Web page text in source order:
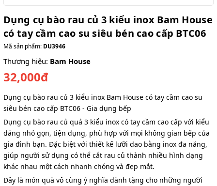
Dụng cụ bào rau củ 3 kiểu inox Bam House
có tay cầm cao su siêu bén cao cấp BTC06
Mã sản phẩm: DU3946
Thương hiệu: Bam House
32,000đ
Dụng cụ bào rau củ 3 kiểu inox Bam House có tay cầm cao su
siêu bén cao cấp BTC06 - Gia dụng bếp
Dụng cụ bào rau củ quả 3 kiểu inox có tay cầm cao cấp với kiểu
dáng nhỏ gọn, tiện dụng, phù hợp với mọi không gian bếp của
gia đình bạn. Đặc biệt với thiết kế lưỡi dao bằng inox đa năng,
giúp người sử dụng có thể cắt rau củ thành nhiều hình dạng
khác nhau một cách nhanh chóng và đẹp mắt.
Đây là món quà vô cùng ý nghĩa dành tặng cho những người